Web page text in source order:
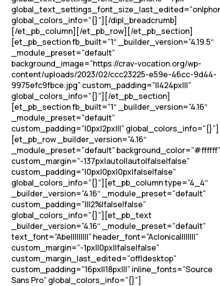
global_colors_info=”{}”][/dipl_breadcrumb]
[/et_pb_column][/et_pb_row][/et_pb_section]
[et_pb_section fb_built=”1″ _builder_version=”4.19.5″
_module_preset=”default”
background_image=”https://crav-vocation.org/wp-
content/uploads/2023/02/ccc23225-e59e-46cc-9d44-
9975efc9fbce.jpg” custom_padding=”||424px|||”
global_colors_info=”{}”][/et_pb_section]
[et_pb_section fb_built=”1″ _builder_version=”4.16″
_module_preset=”default”
custom_padding=”|0px|2px|||” global_colors_info=”{}”]
[et_pb_row _builder_version=”4.16″
_module_preset=”default” background_color=”#ffffff”
custom_margin=”-137px|auto||auto|false|false”
custom_padding=”|0px|0px|0px|false|false”
global_colors_info=”{}”][et_pb_column type=”4_4″
_builder_version=”4.16″ _module_preset=”default”
custom_padding=”|||2%|false|false”
global_colors_info=”{}”][et_pb_text
_builder_version=”4.16″ _module_preset=”default”
text_font=”Abel||||||||” header_font=”Aclonica||||||||”
custom_margin=”-1px||0px||false|false”
custom_margin_last_edited=”off|desktop”
custom_padding=”16px||18px|||” inline_fonts=”Source
Sans Pro” global_colors_info=”{}”]